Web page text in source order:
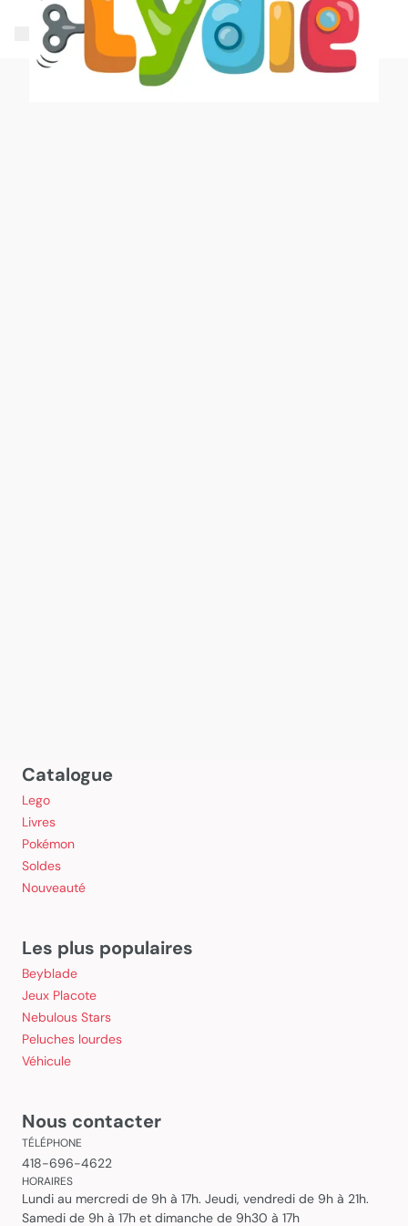
Catalogue
Lego
Livres
Pokémon
Soldes
Nouveauté
Les plus populaires
Beyblade
Jeux Placote
Nebulous Stars
Peluches lourdes
Véhicule
Nous contacter
TÉLÉPHONE
418-696-4622
HORAIRES
Lundi au mercredi de 9h à 17h. Jeudi, vendredi de 9h à 21h.
Samedi de 9h à 17h et dimanche de 9h30 à 17h